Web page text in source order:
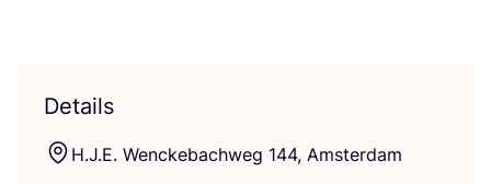
Details
H.J.E. Wen­cke­bach­weg 144, Amsterdam